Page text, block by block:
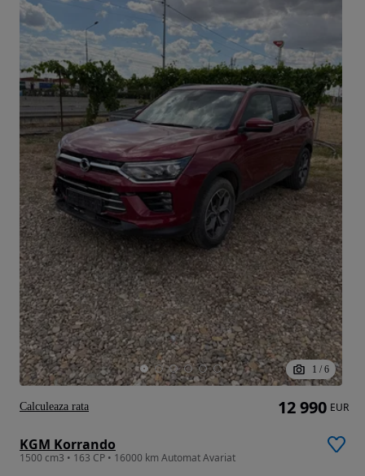
1 / 6
KGM Korrando
1500 cm3 • 163 CP • 16000 km Automat Avariat
12 990 EUR
Calculeaza rata